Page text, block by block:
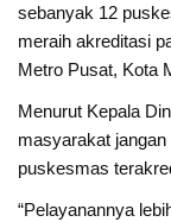
sebanyak 12
meraih akreditasi
Metro Pusat, Kota
Menurut Kepala
masyarakat
puskesmas
“Pelayanannya